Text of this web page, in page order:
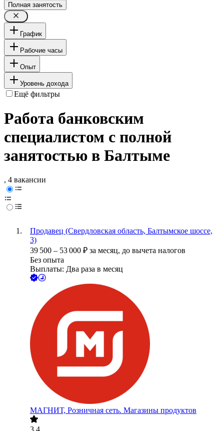
Полная занятость
График
Рабочие часы
Опыт
Уровень дохода
Ещё фильтры
Работа банковским
специалистом с полной
занятостью в Балтыме
, 4 вакансии
Продавец (Свердловская область, Балтымское шоссе,
3)
39 500 – 53 000 ₽ за месяц, до вычета налогов
Без опыта
Выплаты: Два раза в месяц
МАГНИТ, Розничная сеть. Магазины продуктов